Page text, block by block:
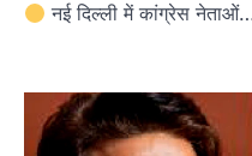
नई दिल्ली में कांग्रेस